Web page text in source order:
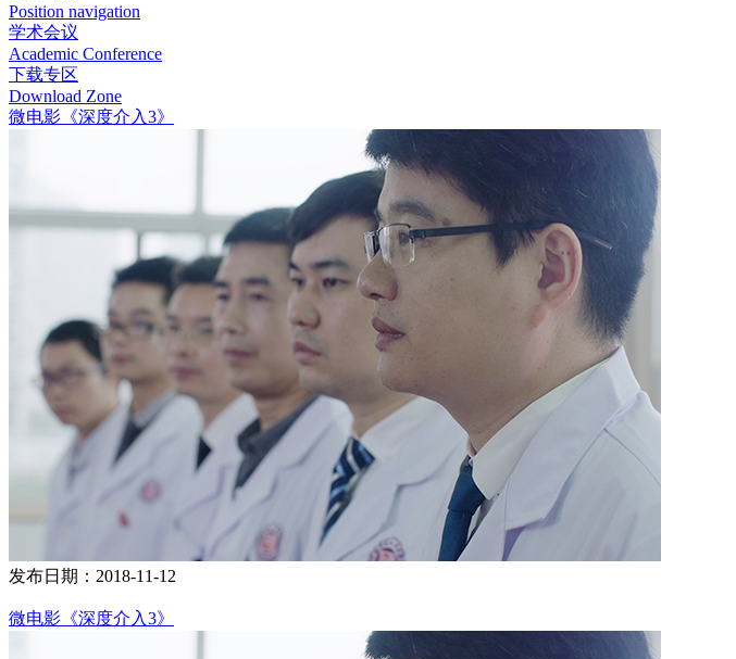
Position navigation
学术会议
Academic Conference
下载专区
Download Zone
微电影《深度介入3》
发布日期：2018-11-12
微电影《深度介入3》